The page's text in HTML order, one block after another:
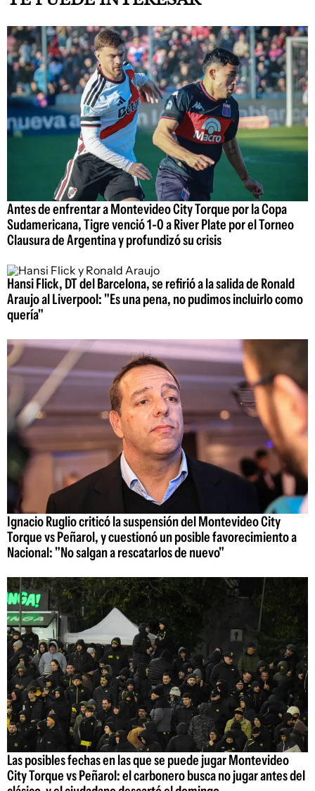
Antes de enfrentar a Montevideo City Torque por la Copa
Sudamericana, Tigre venció 1-0 a River Plate por el Torneo
Clausura de Argentina y profundizó su crisis
Hansi Flick, DT del Barcelona, se refirió a la salida de Ronald
Araujo al Liverpool: "Es una pena, no pudimos incluirlo como
quería"
Ignacio Ruglio criticó la suspensión del Montevideo City
Torque vs Peñarol, y cuestionó un posible favorecimiento a
Nacional: "No salgan a rescatarlos de nuevo"
Las posibles fechas en las que se puede jugar Montevideo
City Torque vs Peñarol: el carbonero busca no jugar antes del